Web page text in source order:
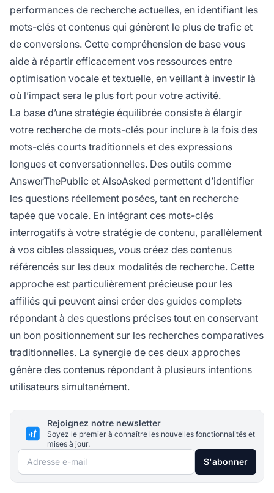
performances de recherche actuelles, en identifiant les
mots-clés et contenus qui génèrent le plus de trafic et
de conversions. Cette compréhension de base vous
aide à répartir efficacement vos ressources entre
optimisation vocale et textuelle, en veillant à investir là
où l’impact sera le plus fort pour votre activité.
La base d’une stratégie équilibrée consiste à élargir
votre recherche de mots-clés pour inclure à la fois des
mots-clés courts traditionnels et des expressions
longues et conversationnelles. Des outils comme
AnswerThePublic et AlsoAsked permettent d’identifier
les questions réellement posées, tant en recherche
tapée que vocale. En intégrant ces mots-clés
interrogatifs à votre stratégie de contenu, parallèlement
à vos cibles classiques, vous créez des contenus
référencés sur les deux modalités de recherche. Cette
approche est particulièrement précieuse pour les
affiliés qui peuvent ainsi créer des guides complets
répondant à des questions précises tout en conservant
un bon positionnement sur les recherches comparatives
traditionnelles. La synergie de ces deux approches
génère des contenus répondant à plusieurs intentions
utilisateurs simultanément.
Rejoignez notre newsletter
Soyez le premier à connaître les nouvelles fonctionnalités et
mises à jour.
Adresse e-mail S'abonner